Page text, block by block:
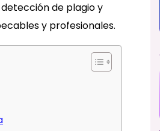
de plagio y
y profesionales.